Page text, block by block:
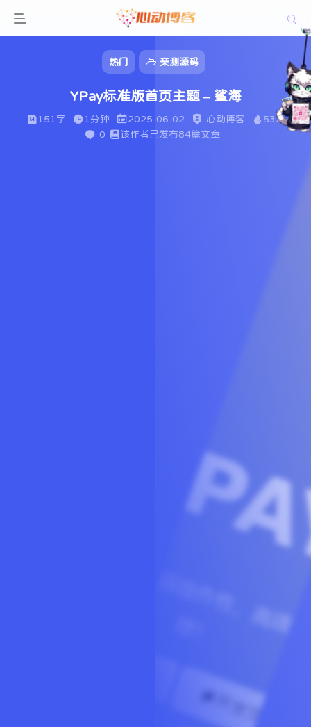
热门 亲测源码
YPay标准版首页主题 – 鲨海
151字 1分钟 2025-06-02 心动博客
532
0
该作者已发布84篇文章